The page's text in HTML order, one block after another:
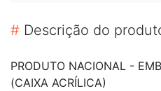
# Descrição do
PRODUTO NACIONAL -
(CAIXA ACRÍLICA)